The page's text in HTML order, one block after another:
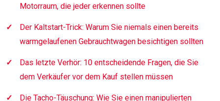
Motorraum, die jeder erkennen sollte
Der Kaltstart-Trick: Warum Sie niemals einen bereits
warmgelaufenen Gebrauchtwagen besichtigen sollten
Das letzte Verhör: 10 entscheidende Fragen, die Sie
dem Verkäufer vor dem Kauf stellen müssen
Die Tacho-Täuschung: Wie Sie einen manipulierten